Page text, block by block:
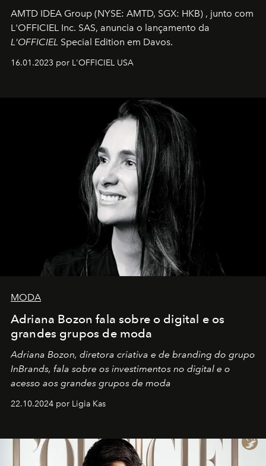
AMTD IDEA Group (NYSE: AMTD, SGX: HKB) , junto com
L'OFFICIEL Inc. SAS, anuncia o lançamento da
L'OFFICIEL Special Edition em Davos.
16.01.2023 por L'OFFICIEL USA
MODA
Adriana Bozon fala sobre o digital e os
grandes grupos de moda
Adriana Bozon, diretora criativa e de branding do grupo
InBrands, fala sobre os investimentos no digital e o
acesso aos grandes grupos de moda
22.10.2024 por Ligia Kas